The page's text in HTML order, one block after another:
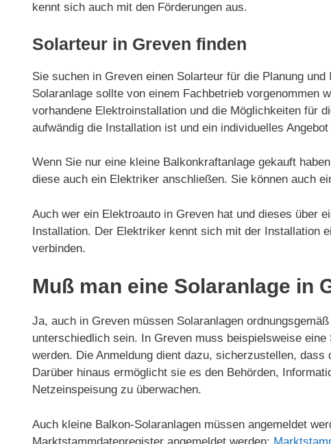
kennt sich auch mit den Förderungen aus.
Solarteur in Greven finden
Sie suchen in Greven einen Solarteur für die Planung
Solaranlage sollte von einem Fachbetrieb vorgenommen
vorhandene Elektroinstallation und die Möglichkeiten für
aufwändig die Installation ist und ein individuelles
Wenn Sie nur eine kleine Balkonkraftanlage gekauft
diese auch ein Elektriker anschließen. Sie können auch
Auch wer ein Elektroauto in Greven hat und dieses über
Installation. Der Elektriker kennt sich mit der Installation
verbinden.
Muß man eine Solaranlage in
Ja, auch in Greven müssen Solaranlagen
unterschiedlich sein. In Greven muss beispielsweise
werden. Die Anmeldung dient dazu, sicherzustellen,
Darüber hinaus ermöglicht sie es den Behörden,
Netzeinspeisung zu überwachen.
Auch kleine Balkon-Solaranlagen müssen angemeldet